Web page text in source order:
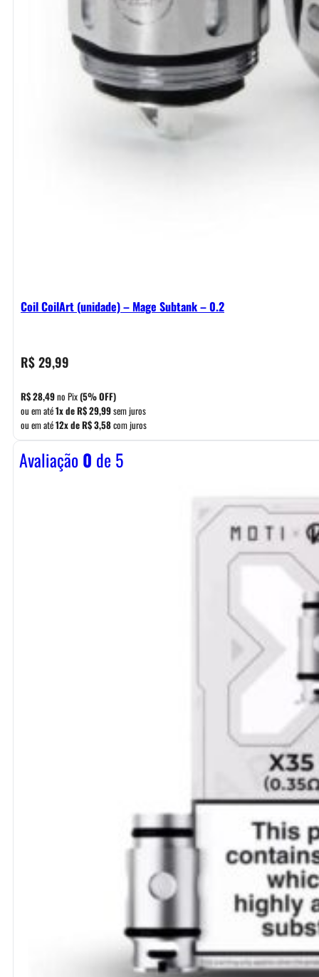
Coil CoilArt (unidade) – Mage Subtank – 0.2
R$29,99
R$28,49no Pix(5% OFF)
ou em até1x deR$29,99sem juros
ou em até12x deR$3,58com juros
Avaliação0 de 5